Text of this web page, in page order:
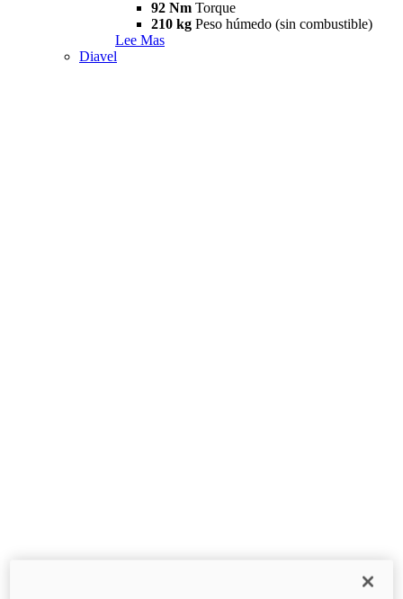
92 Nm Torque
210 kg Peso húmedo (sin combustible)
Lee Mas
Diavel